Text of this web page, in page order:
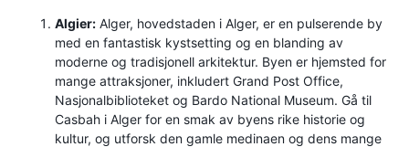
Algier: Alger, hovedstaden i Alger, er en pulserende by
med en fantastisk kystsetting og en blanding av
moderne og tradisjonell arkitektur. Byen er hjemsted for
mange attraksjoner, inkludert Grand Post Office,
Nasjonalbiblioteket og Bardo National Museum. Gå til
Casbah i Alger for en smak av byens rike historie og
kultur, og utforsk den gamle medinaen og dens mange